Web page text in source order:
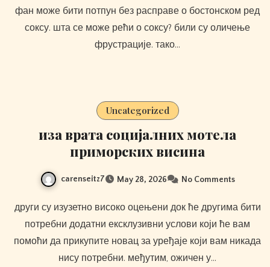
фан може бити потпун без расправе о бостонском ред
соксу. шта се може рећи о соксу? били су оличење
фрустрације. тако…
Uncategorized
иза врата социјалних мотела
приморских висина
carenseitz7 May 28, 2026 No Comments
други су изузетно високо оцењени док ће другима бити
потребни додатни ексклузивни услови који ће вам
помоћи да прикупите новац за уређаје који вам никада
нису потребни. међутим, ожичен у…